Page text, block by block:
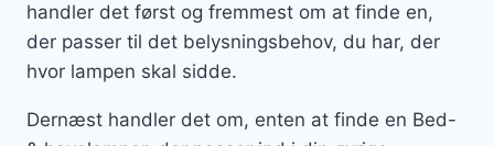
handler det først og fremmest om at finde en,
der passer til det belysningsbehov, du har, der
hvor lampen skal sidde.
Dernæst handler det om, enten at finde en Bed-